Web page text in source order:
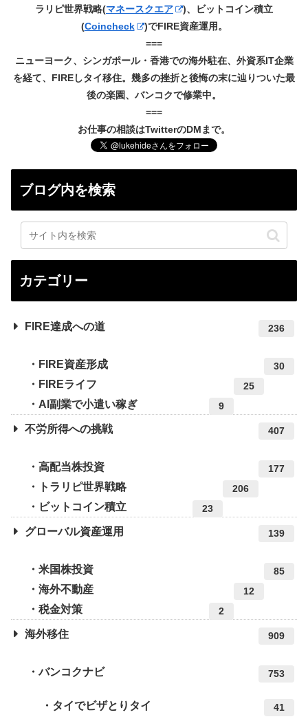
ラリピ世界戦略(マネースクエア
)、ビットコイン積立
(Coincheck
)でFIRE資産運用。
===
ニューヨーク、シンガポール・香港での海外駐在、外資系IT企業
を経て、FIREしタイ移住。幾多の挫折と後悔の末に辿りついた最
後の楽園、バンコクで修業中。
===
お仕事の相談はTwitterのDMまで。
ブログ内を検索
カテゴリー
FIRE達成への道 236
FIRE資産形成 30
FIREライフ 25
AI副業で小遣い稼ぎ 9
不労所得への挑戦 407
高配当株投資 177
トラリピ世界戦略 206
ビットコイン積立 23
グローバル資産運用 139
米国株投資 85
海外不動産 12
税金対策 2
海外移住 909
バンコクナビ 753
タイでビザとりタイ 41